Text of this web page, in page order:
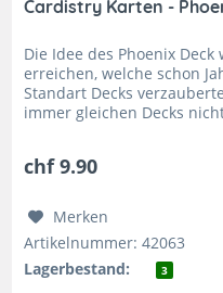
Cardistry Karten -
Die Idee des Phoenix
erreichen, welche schon
Standart Decks
immer gleichen Decks
chf 9.90
Merken
Artikelnummer: 42063
Lagerbestand:
3